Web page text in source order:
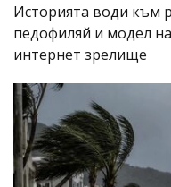
Историята води към
педофиляй и модел
интернет зрелище